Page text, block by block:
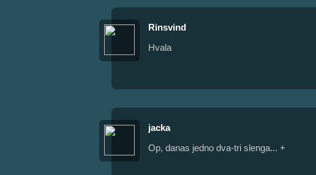
Rinsvind
Hvala
jacka
Op, danas jedno dva-tri slenga... +